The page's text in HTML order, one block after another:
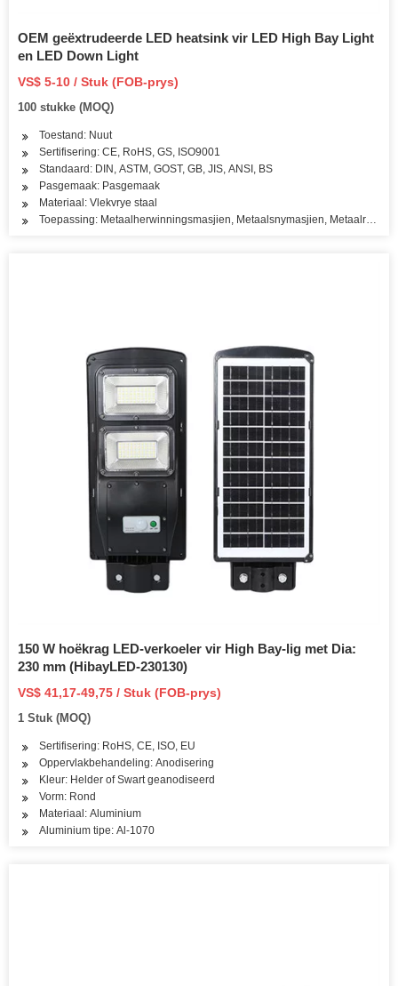
OEM geëxtrudeerde LED heatsink vir LED High Bay Light
en LED Down Light
VS$ 5-10 / Stuk (FOB-prys)
100 stukke (MOQ)
Toestand: Nuut
Sertifisering: CE, RoHS, GS, ISO9001
Standaard: DIN, ASTM, GOST, GB, JIS, ANSI, BS
Pasgemaak: Pasgemaak
Materiaal: Vlekvrye staal
Toepassing: Metaalherwinningsmasjien, Metaalsnymasjien,
150 W hoëkrag LED-verkoeler vir High Bay-lig met Dia:
230 mm (HibayLED-230130)
VS$ 41,17-49,75 / Stuk (FOB-prys)
1 Stuk (MOQ)
Sertifisering: RoHS, CE, ISO, EU
Oppervlakbehandeling: Anodisering
Kleur: Helder of Swart geanodiseerd
Vorm: Rond
Materiaal: Aluminium
Aluminium tipe: Al-1070